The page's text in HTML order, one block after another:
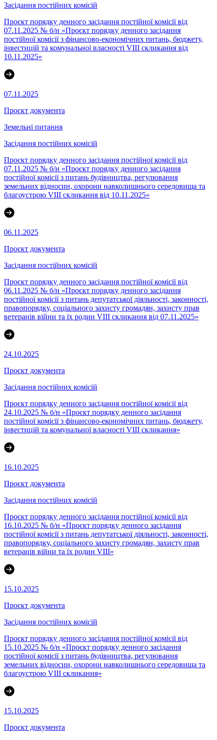
Засідання постійних комісій
Проєкт порядку денного засідання постійної комісії від
07.11.2025 № б/н «Проєкт порядку денного засідання
постійної комісії з фінансово-економічних питань, бюджету,
інвестицій та комунальної власності VІІІ скликання від
10.11.2025»
07.11.2025
Проєкт документа
Земельні питання
Засідання постійних комісій
Проєкт порядку денного засідання постійної комісії від
07.11.2025 № б/н «Проєкт порядку денного засідання
постійної комісії з питань будівництва, регулювання
земельних відносин, охорони навколишнього середовища та
благоустрою VIII скликання від 10.11.2025»
06.11.2025
Проєкт документа
Засідання постійних комісій
Проєкт порядку денного засідання постійної комісії від
06.11.2025 № б/н «Проєкт порядку денного засідання
постійної комісії з питань депутатської діяльності, законності,
правопорядку, соціального захисту громадян, захисту прав
ветеранів війни та їх родин VІІІ скликання від 07.11.2025»
24.10.2025
Проєкт документа
Засідання постійних комісій
Проєкт порядку денного засідання постійної комісії від
24.10.2025 № б/н «Проєкт порядку денного засідання
постійної комісії з фінансово-економічних питань, бюджету,
інвестицій та комунальної власності VІІІ скликання»
16.10.2025
Проєкт документа
Засідання постійних комісій
Проєкт порядку денного засідання постійної комісії від
16.10.2025 № б/н «Проєкт порядку денного засідання
постійної комісії з питань депутатської діяльності, законності,
правопорядку, соціального захисту громадян, захисту прав
ветеранів війни та їх родин VІІІ»
15.10.2025
Проєкт документа
Засідання постійних комісій
Проєкт порядку денного засідання постійної комісії від
15.10.2025 № б/н «Проєкт порядку денного засідання
постійної комісії з питань будівництва, регулювання
земельних відносин, охорони навколишнього середовища та
благоустрою VIII скликання»
15.10.2025
Проєкт документа